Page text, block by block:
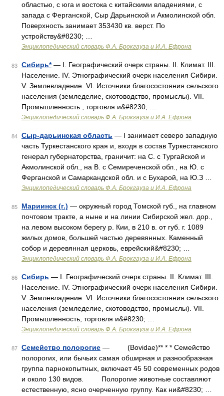
областью, с юга и востока с китайскими владениями, с
запада с Ферганской, Сыр Дарьинской и Акмолинской обл.
Поверхность занимает 353430 кв. верст. По
устройству&#8230; …
Энциклопедический словарь Ф.А. Брокгауза и И.А. Ефрона
83 Сибирь*— I. Географический очерк страны. II. Климат. III.
Население. IV. Этнографический очерк населения Сибири.
V. Землевладение. VI. Источники благосостояния сельского
населения (земледелие, скотоводство, промыслы). VII.
Промышленность , торговля и&#8230; …
Энциклопедический словарь Ф.А. Брокгауза и И.А. Ефрона
84 Сыр-дарьинская область — I занимает северо западную
часть Туркестанского края и, входя в состав Туркестанского
генерал губернаторства, граничит: на С. с Тургайской и
Акмолинской обл., на В. с Семиреченской обл., на Ю. с
Ферганской и Самаркандской обл. и с Бухарой, на Ю.З …
Энциклопедический словарь Ф.А. Брокгауза и И.А. Ефрона
85 Мариинск (г.) — окружный город Томской губ., на главном
почтовом тракте, а ныне и на линии Сибирской жел. дор.,
на левом высоком берегу р. Кии, в 210 в. от губ. г. 1089
жилых домов, большей частью деревянных. Каменный
собор и деревянная церковь, еврейский&#8230; …
Энциклопедический словарь Ф.А. Брокгауза и И.А. Ефрона
86 Сибирь — I. Географический очерк страны. II. Климат. III.
Население. IV. Этнографический очерк населения Сибири.
V. Землевладение. VI. Источники благосостояния сельского
населения (земледелие, скотоводство, промыслы). VII.
Промышленность, торговля и&#8230; …
Энциклопедический словарь Ф.А. Брокгауза и И.А. Ефрона
87 Семейство полорогие — (Bovidae)** * * Семейство
полорогих, или бычьих самая обширная и разнообразная
группа парнокопытных, включает 45 50 современных родов
и около 130 видов. Полорогие животные составляют
естественную, ясно очерченную группу. Как ни&#8230; …